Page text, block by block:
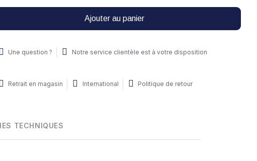
Ajouter au panier
Une question ? Notre service clientèle est à votre disposition
Retrait en magasin International Politique de retour
TECHNIQUES